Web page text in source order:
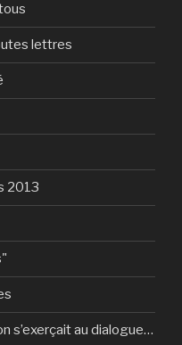
lettres
2013
s’exerçait au dialogue…